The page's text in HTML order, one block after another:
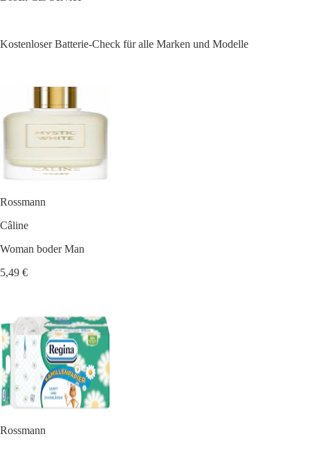
Kostenloser Batterie-Check für alle Marken und Modelle
Rossmann
Câline
Woman boder Man
5,49 €
Rossmann